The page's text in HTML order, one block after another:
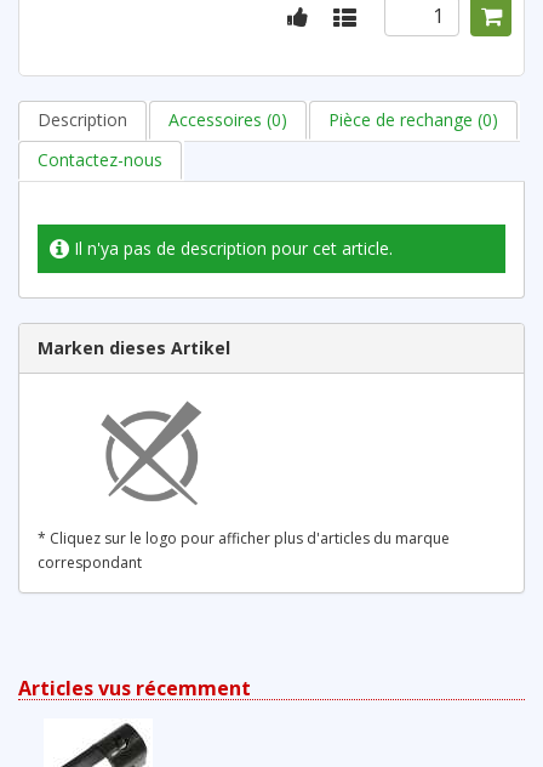
Description Accessoires (0)
Pièce de rechange (0)
Contactez-nous
Il n'ya pas de description pour cet article.
Marken dieses Artikel
* Cliquez sur le logo pour afficher plus d'articles du marque
correspondant
Articles vus récemment